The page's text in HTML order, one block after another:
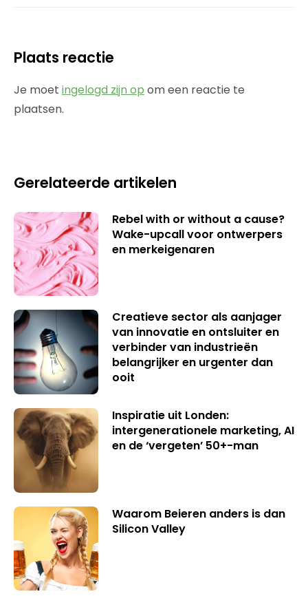
Plaats reactie
Je moet ingelogd zijn op om een reactie te
plaatsen.
Gerelateerde artikelen
Rebel with or without a cause?
Wake-upcall voor ontwerpers
en merkeigenaren
Creatieve sector als aanjager
van innovatie en ontsluiter en
verbinder van industrieën
belangrijker en urgenter dan
ooit
Inspiratie uit Londen:
intergenerationele marketing, AI
en de ‘vergeten’ 50+-man
Waarom Beieren anders is dan
Silicon Valley